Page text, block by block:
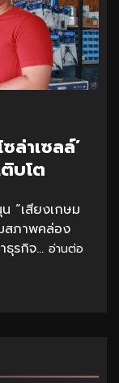
ล่าเซลล์’
บโต
“เสียงเกษม
สภาพคล่อง
รกิจ... อ่านต่อ